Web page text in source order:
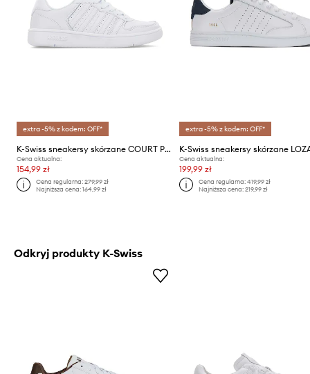
extra -5% z kodem: OFF*
K-Swiss sneakersy skórzane COURT PALISADES
Cena aktualna:
154,99 zł
Cena regularna:279,99 zł
Najniższa cena:164,99 zł
extra -5% z kodem: OFF*
Cena aktualna:
199,99 zł
Cena regularna: 419,99 zł
Najniższa cena: 219,99 zł
Odkryj produkty K-Swiss